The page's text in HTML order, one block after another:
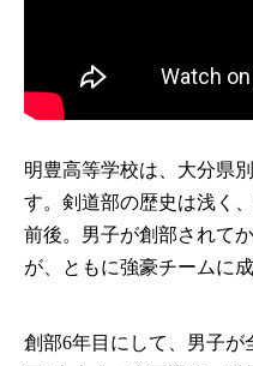
明豊高等学校は、大分県
す。剣道部の歴史は浅く
前後。男子が創部されて
が、ともに強豪チームに
創部6年目にして、男子